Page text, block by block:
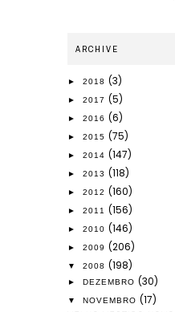
ARCHIVE
► 2018 (3)
► 2017 (5)
► 2016 (6)
► 2015 (75)
► 2014 (147)
► 2013 (118)
► 2012 (160)
► 2011 (156)
► 2010 (146)
► 2009 (206)
▼ 2008 (198)
► DEZEMBRO (30)
▼ NOVEMBRO (17)